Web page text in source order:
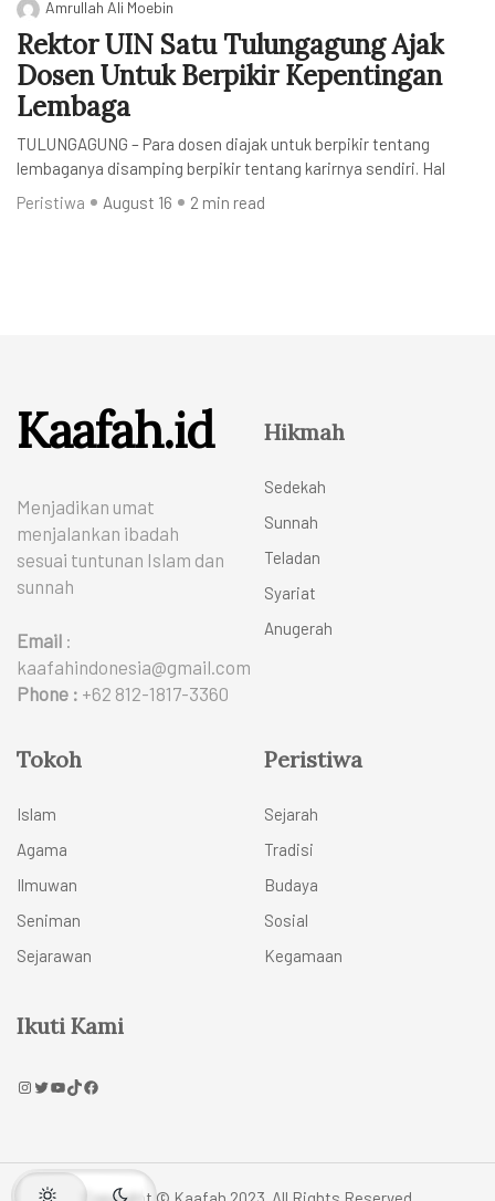
Amrullah Ali Moebin
Rektor UIN Satu Tulungagung Ajak
Dosen Untuk Berpikir Kepentingan
Lembaga
TULUNGAGUNG – Para dosen diajak untuk berpikir tentang
lembaganya disamping berpikir tentang karirnya sendiri. Hal
Peristiwa
August 16 2 min read
Kaafah.id
Menjadikan umat
menjalankan ibadah
sesuai tuntunan Islam dan
sunnah
Email :
kaafahindonesia@gmail.com
Phone : +62 812-1817-3360
Hikmah
Sedekah
Sunnah
Teladan
Syariat
Anugerah
Tokoh
Islam
Agama
Ilmuwan
Seniman
Sejarawan
Peristiwa
Sejarah
Tradisi
Budaya
Sosial
Kegamaan
Ikuti Kami